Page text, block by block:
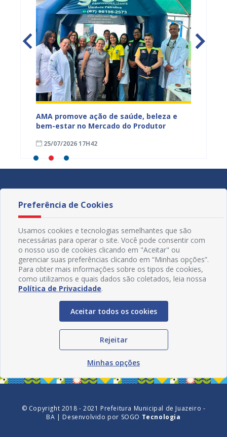
AMA promove ação de saúde, beleza e
bem-estar no Mercado do Produtor
25/07/2026 17H42
Redes Sociais
© Copyright 2018 - 2021 Prefeitura Municipal de Juazeiro -
BA | Desenvolvido por SOGO Tecnologia
Preferência de Cookies
Usamos cookies e tecnologias semelhantes que são
necessárias para operar o site. Você pode consentir com
o nosso uso de cookies clicando em "Aceitar" ou
gerenciar suas preferências clicando em “Minhas opções”.
Para obter mais informações sobre os tipos de cookies,
como utilizamos e quais dados são coletados, leia nossa
Política de Privacidade.
Aceitar todos os cookies
Rejeitar
Minhas opções